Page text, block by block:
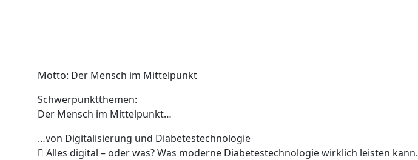
Motto: Der Mensch im Mittelpunkt
Schwerpunktthemen:
Der Mensch im Mittelpunkt…
…von Digitalisierung und Diabetestechnologie
 Alles digital – oder was? Was moderne Diabetestechnologie wirklich leisten kann.